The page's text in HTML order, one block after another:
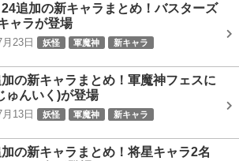
追加の新キャラまとめ！バスターズ
ャラが登場
23日 妖怪 軍魔神 新キャラ
の新キャラまとめ！軍魔神フェスに
ゅんいく)が登場
13日 妖怪 軍魔神 新キャラ
の新キャラまとめ！将星キャラ2名